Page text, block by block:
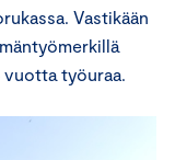
Vastikään
työuraa.